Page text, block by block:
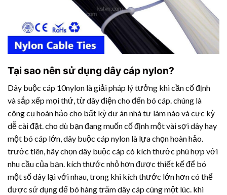
Tại sao nên sử dụng dây cáp nylon?
Dây buộc cáp 10nylon là giải pháp lý tưởng khi cần cố định
và sắp xếp mọi thứ, từ dây điện cho đến bó cáp. chúng là
công cụ hoàn hảo cho bất kỳ dự án nhà tự làm nào và cực kỳ
dễ cài đặt. cho dù bạn đang muốn cố định một vài sợi dây hay
một bó cáp lớn, dây buộc cáp nylon là lựa chọn hoàn hảo.
trước tiên, hãy chọn dây buộc cáp có kích thước phù hợp với
nhu cầu của bạn. kích thước nhỏ hơn được thiết kế để bó
một số dây lại với nhau, trong khi kích thước lớn hơn có thể
được sử dụng để bó hàng trăm dây cáp cùng một lúc. khi